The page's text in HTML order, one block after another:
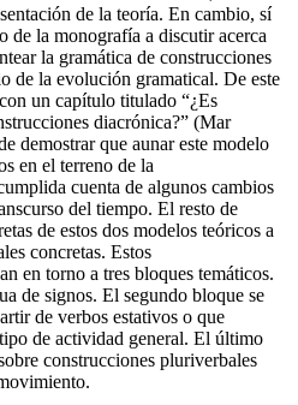
de la teoría. En cambio, sí
de la monografía a discutir acerca
la gramática de construcciones
de la evolución gramatical. De este
un capítulo titulado “¿Es
diacrónica?” (Mar
demostrar que aunar este modelo
en el terreno de la
cuenta de algunos cambios
del tiempo. El resto de
de estos dos modelos teóricos a
concretas. Estos
en torno a tres bloques temáticos.
de signos. El segundo bloque se
de verbos estativos o que
de actividad general. El último
construcciones pluriverbales